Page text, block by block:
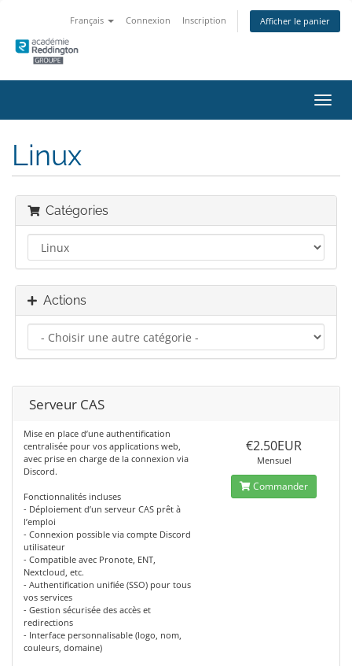
Français Connexion Inscription Afficher le panier
la
Linux
Catégories
Actions
Serveur CAS
Mise en place d’une authentification
centralisée pour vos applications web,
avec prise en charge de la connexion via
Discord.
Fonctionnalités incluses
- Déploiement d’un serveur CAS prêt à
l’emploi
- Connexion possible via compte Discord
utilisateur
- Compatible avec Pronote, ENT,
Nextcloud, etc.
- Authentification unifiée (SSO) pour tous
vos services
- Gestion sécurisée des accès et
redirections
- Interface personnalisable (logo, nom,
couleurs, domaine)
€2.50EUR
Mensuel
Commander